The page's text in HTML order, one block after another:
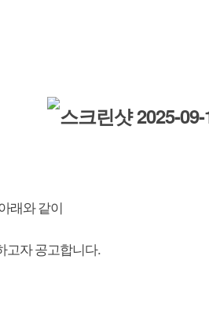
래와 같이
고자 공고합니다.